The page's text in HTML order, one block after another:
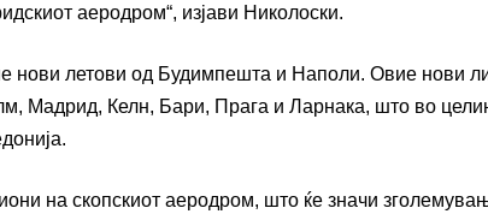
аеродром“, изјави Николоски.
нови летови од Будимпешта и Наполи. Овие нови
Мадрид, Келн, Бари, Прага и Ларнака, што во
на скопскиот аеродром, што ќе значи